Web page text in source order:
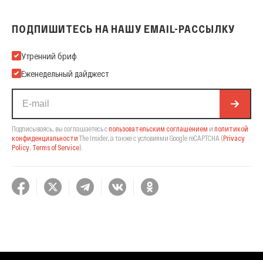
ПОДПИШИТЕСЬ НА НАШУ EMAIL-РАССЫЛКУ
Подпишитесь на нашу Email-рассылку
Утренний бриф
Еженедельный дайджест
Подписываясь, вы соглашаетесь спользовательским соглашением и политикой
конфиденциальности The Insider, а также с условиями Google reCAPTCHA (Privacy
Policy Terms of Service).